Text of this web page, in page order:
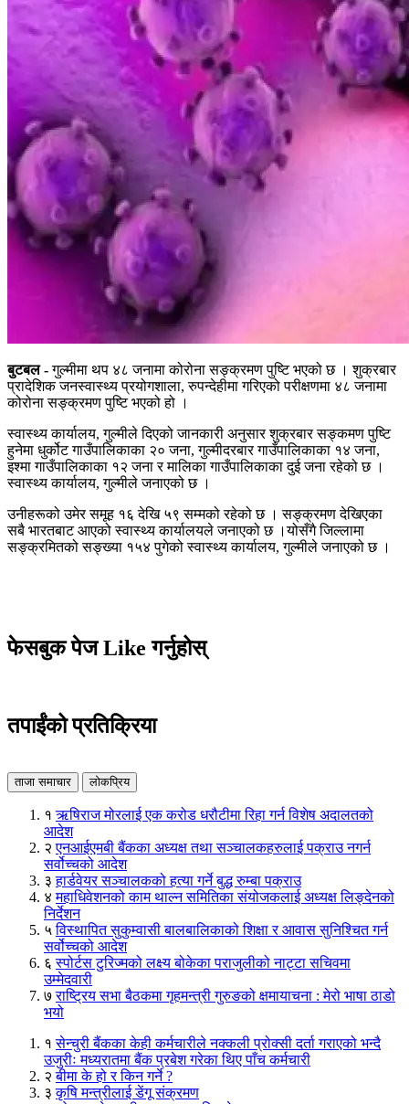
बुटबल -गुल्मीमा थप ४८ जनामा कोरोना सङ्क्रमण पुष्टि भएको छ । शुक्रबार
प्रादेशिक जनस्वास्थ्य प्रयोगशाला, रुपन्देहीमा गरिएको परीक्षणमा ४८ जनामा
कोरोना सङ्क्रमण पुष्टि भएको हो ।
स्वास्थ्य कार्यालय, गुल्मीले दिएको जानकारी अनुसार शुक्रबार सङ्कमण पुष्टि
हुनेमा धुर्कोट गाउँपालिकाका २० जना, गुल्मीदरबार गाउँपालिकाका १४ जना,
इश्मा गाउँपालिकाका १२ जना र मालिका गाउँपालिकाका दुई जना रहेको छ ।
स्वास्थ्य कार्यालय, गुल्मीले जनाएको छ ।
उनीहरूको उमेर समूह १६ देखि ५९ सम्मको रहेको छ । सङ्क्रमण देखिएका
सबै भारतबाट आएको स्वास्थ्य कार्यालयले जनाएको छ ।योसँगै जिल्लामा
सङ्क्रमितको सङ्ख्या १५४ पुगेको स्वास्थ्य कार्यालय, गुल्मीले जनाएको छ ।
फेसबुक पेज Like गर्नुहोस्
तपाईंको प्रतिक्रिया
ताजा समाचार लोकप्रिय
१ ऋषिराज मोरलाई एक करोड धरौटीमा रिहा गर्न विशेष अदालतको
आदेश
२ एनआईएमबी बैंकका अध्यक्ष तथा सञ्चालकहरुलाई पक्राउ नगर्न
सर्वोच्चको आदेश
३ हार्डवेयर सञ्चालकको हत्या गर्ने बुद्ध रुम्बा पक्राउ
४ महाधिवेशनको काम थाल्न समितिका संयोजकलाई अध्यक्ष लिङ्देनको
निर्देशन
५ विस्थापित सुकुम्वासी बालबालिकाको शिक्षा र आवास सुनिश्चित गर्न
सर्वोच्चको आदेश
६ स्पोर्टस टुरिज्मको लक्ष्य बोकेका पराजुलीको नाट्टा सचिवमा
उम्मेदवारी
७ राष्ट्रिय सभा बैठकमा गृहमन्त्री गुरुङको क्षमायाचना : मेरो भाषा ठाडो
भयो
१ सेन्चुरी बैंकका केही कर्मचारीले नक्कली प्रोक्सी दर्ता गराएको भन्दै
उजुरीः मध्यरातमा बैंक प्रबेश गरेका थिए पाँच कर्मचारी
२ बीमा के हो र किन गर्ने ?
३ कृषि मन्त्रीलाई डेंगू संक्रमण